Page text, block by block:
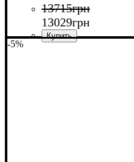
13715грн
13029грн
-5%